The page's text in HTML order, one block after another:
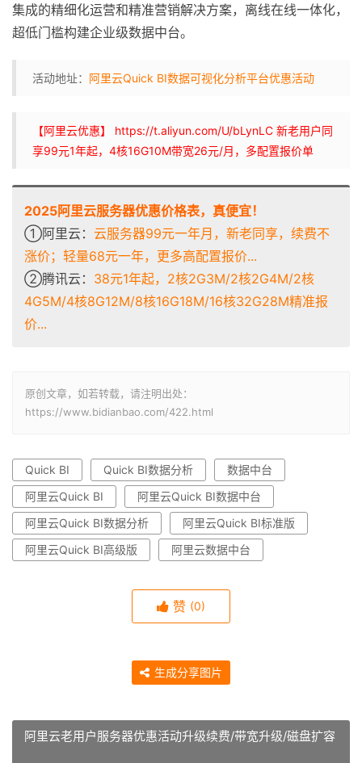
集成的精细化运营和精准营销解决方案，离线在线一体化，
超低门槛构建企业级数据中台。
活动地址： 阿里云Quick BI数据可视化分析平台优惠活动
【阿里云优惠】 https://t.aliyun.com/U/bLynLC 新老用户同
享99元1年起，4核16G10M带宽26元/月，多配置报价单
2025阿里云服务器优惠价格表，真便宜！
①阿里云： 云服务器99元一年月，新老同享，续费不
涨价；轻量68元一年，更多高配置报价...
②腾讯云： 38元1年起，2核2G3M/2核2G4M/2核
4G5M/4核8G12M/8核16G18M/16核32G28M精准报
价...
原创文章，如若转载，请注明出处：
https://www.bidianbao.com/422.html
Quick BI Quick BI数据分析
数据中台
阿里云Quick BI
阿里云Quick BI数据中台
阿里云Quick BI数据分析
阿里云Quick BI标准版
阿里云Quick BI高级版
阿里云数据中台
赞 (0)
生成分享图片
阿里云老用户服务器优惠活动升级续费/带宽升级/磁盘扩容